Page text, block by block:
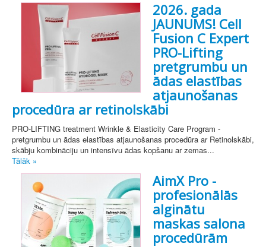
2026. gada
JAUNUMS! Cell
Fusion C Expert
PRO-Lifting
pretgrumbu un
ādas elastības
atjaunošanas
procedūra ar retinolskābi
PRO-LIFTING treatment Wrinkle & Elasticity Care Program -
pretgrumbu un ādas elastības atjaunošanas procedūra ar Retinolskābi,
skābju kombināciju un intensīvu ādas kopšanu ar zemas...
Tālāk »
AimX Pro -
profesionālās
alginātu
maskas salona
procedūrām